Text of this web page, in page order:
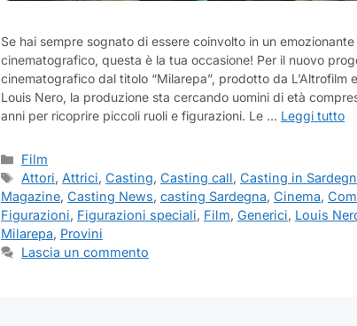
Se hai sempre sognato di essere coinvolto in un
cinematografico, questa è la tua occasione! Per il nuovo
cinematografico dal titolo “Milarepa”, prodotto da L’Altrofilm
Louis Nero, la produzione sta cercando uomini di età
anni per ricoprire piccoli ruoli e figurazioni. Le … Leggi tutto
Categorie
Film
Tag
Attori,Attrici,Casting,Casting call,Casting in
Magazine, Casting News, casting Sardegna, Cinema,
Figurazioni, Figurazioni speciali, Film, Generici, Louis
Milarepa, Provini
Lascia un commento